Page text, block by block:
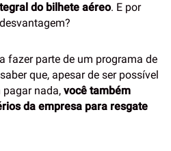
do bilhete aéreo. E por
fazer parte de um programa de
que, apesar de ser possível
pagar nada, você também
da empresa para resgate